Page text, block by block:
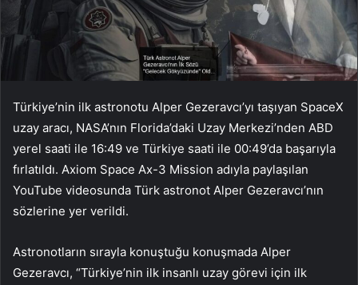
Türkiye’nin ilk astronotu Alper Gezeravcı’yı taşıyan SpaceX
uzay aracı, NASA’nın Florida’daki Uzay Merkezi’nden ABD
yerel saati ile 16:49 ve Türkiye saati ile 00:49’da başarıyla
fırlatıldı. Axiom Space Ax-3 Mission adıyla paylaşılan
YouTube videosunda Türk astronot Alper Gezeravcı’nın
sözlerine yer verildi.
Astronotların sırayla konuştuğu konuşmada Alper
Gezeravcı, “Türkiye’nin ilk insanlı uzay görevi için ilk